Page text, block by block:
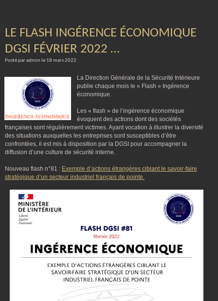
LE FLASH INGÉRENCE ÉCONOMIQUE
DGSI FÉVRIER 2022 …
Posté par admin le 18 mars 2022
La Direction Générale de la Sécurité Intérieure
publie chaque mois le « Flash » Ingérence
économique.
Les « flash » de l’ingérence économique
évoquent des actions dont des sociétés
françaises sont régulièrement victimes. Ayant vocation à illustrer la diversité
des situations auxquelles les entreprises sont susceptibles d’être
confrontées, il est mis à disposition par la DGSI pour accompagner la
diffusion d’une culture de sécurité interne.
Nouveau flash n°81 : Exemple d’actions étrangères ciblant le savoir-faire
stratégique d’un secteur industriel français de pointe.